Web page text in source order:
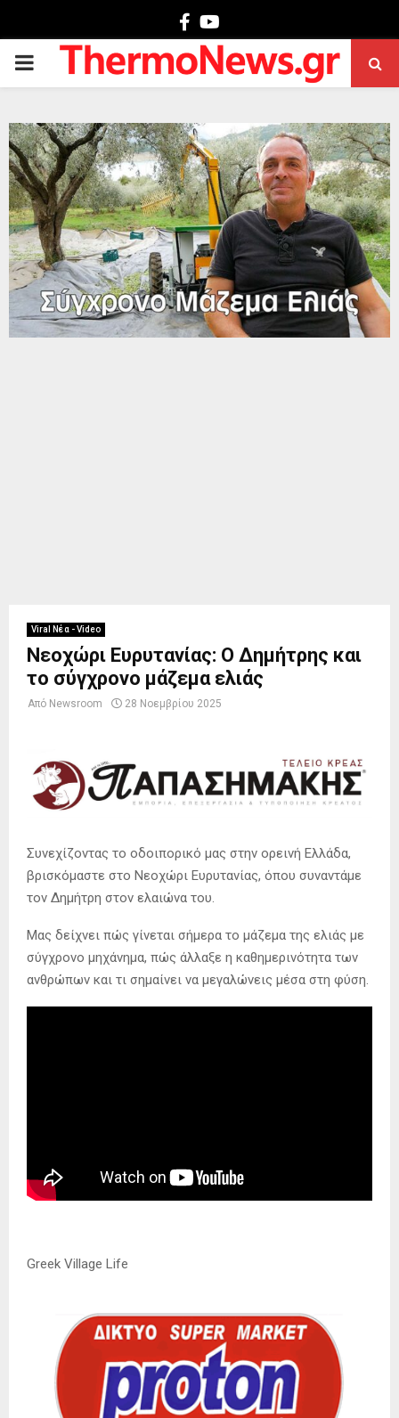
Facebook
PRIMARY
Viral Νέα - Video
Νεοχώρι Ευρυτανίας: Ο Δημήτρης και
το σύγχρονο μάζεμα ελιάς
Από Newsroom 28 Νοεμβρίου 2025
Συνεχίζοντας το οδοιπορικό μας στην ορεινή Ελλάδα,
βρισκόμαστε στο Νεοχώρι Ευρυτανίας, όπου συναντάμε
τον Δημήτρη στον ελαιώνα του.
Μας δείχνει πώς γίνεται σήμερα το μάζεμα της ελιάς με
σύγχρονο μηχάνημα, πώς άλλαξε η καθημερινότητα των
ανθρώπων και τι σημαίνει να μεγαλώνεις μέσα στη φύση.
Greek Village Life